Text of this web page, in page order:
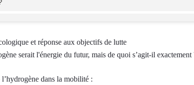
et réponse aux objectifs de lutte
serait l'énergie du futur, mais de quoi s’agit-il
dans la mobilité :